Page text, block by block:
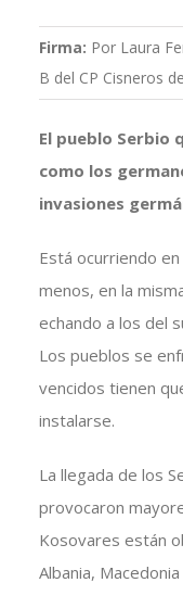
Firma: Por Laura
B del CP Cisneros
El pueblo Serbio
como los
invasiones
Está ocurriendo
menos, en la
echando a los del
Los pueblos se
vencidos tienen
instalarse.
La llegada de los
provocaron
Kosovares están
Albania,